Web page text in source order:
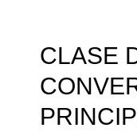
CLASE